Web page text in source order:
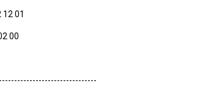
01
00